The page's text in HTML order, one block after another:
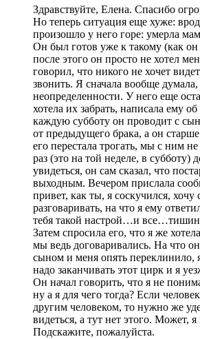
Здравствуйте, Елена. Спасибо
Но теперь ситуация еще хуже:
произошло у него горе: умерла
Он был готов уже к такому (как
после этого он просто не хотел
говорил, что никого не хочет
звонить. Я сначала вообще думала,
неопределенности. У него еще
хотела их забрать, написала ему
каждую субботу он проводит с
от предыдущего брака, а он
его перестала трогать, мы с ним
раз (это на той неделе, в
увидеться, он сам сказал, что
выходным. Вечером прислала
привет, как ты, я соскучился, хочу
разговаривать, на что я ему
тебя такой настрой…и
Затем спросила его, что я же
мы ведь договаривались. На что
сыном и меня опять переклинило, я
надо заканчивать этот цирк и я
Он начал говорить, что я не
ну а я для чего тогда? Если
другим человеком, то нужно же
видеться, а тут нет этого. Может,
Подскажите, пожалуйста.